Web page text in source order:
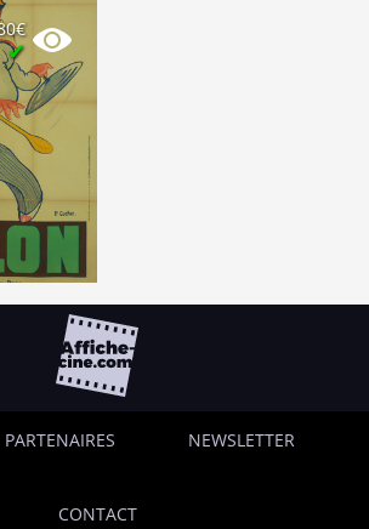
✔
PARTENAIRES NEWSLETTER
CONTACT